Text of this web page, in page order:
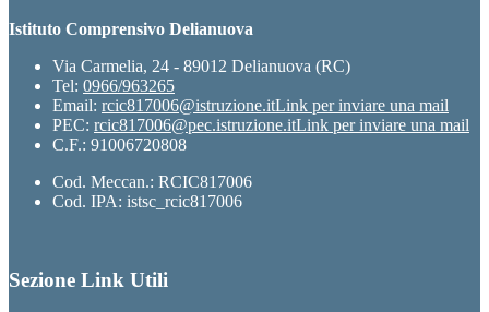
Istituto Comprensivo Delianuova
Via Carmelia, 24 - 89012 Delianuova (RC)
Tel: 0966/963265
Email: rcic817006@istruzione.itLink per inviare una mail
PEC: rcic817006@pec.istruzione.itLink per inviare una mail
C.F.: 91006720808
Cod. Meccan.: RCIC817006
Cod. IPA: istsc_rcic817006
Sezione Link Utili